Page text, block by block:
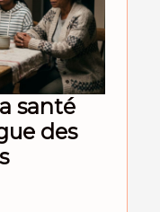
santé
des